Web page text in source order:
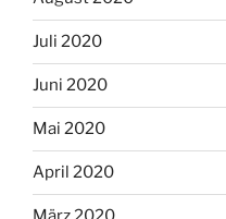
Juli 2020
Juni 2020
Mai 2020
April 2020